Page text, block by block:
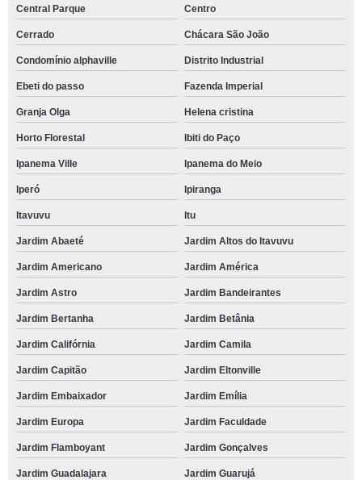
Central Parque Centro
Cerrado Chácara São João
Condomínio alphaville Distrito Industrial
Ebeti do passo Fazenda Imperial
Granja Olga Helena cristina
Horto Florestal Ibiti do Paço
Ipanema Ville Ipanema do Meio
Iperó Ipiranga
Itavuvu Itu
Jardim Abaeté Jardim Altos do Itavuvu
Jardim Americano Jardim América
Jardim Astro Jardim Bandeirantes
Jardim Bertanha Jardim Betânia
Jardim Califórnia Jardim Camila
Jardim Capitão Jardim Eltonville
Jardim Embaixador Jardim Emília
Jardim Europa Jardim Faculdade
Jardim Flamboyant Jardim Gonçalves
Jardim Guadalajara Jardim Guarujá